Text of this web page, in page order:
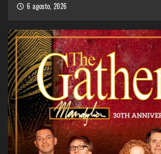
6 agosto, 2026